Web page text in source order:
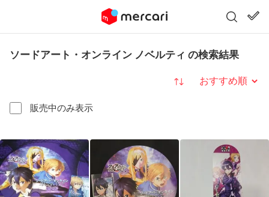
ソードアート・オンライン ノベルティ の検索結果
販売中のみ表示
並び替え